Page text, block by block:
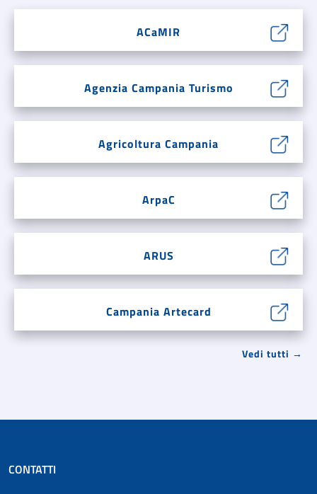
ACaMIR
Agenzia Campania Turismo
Agricoltura Campania
ArpaC
ARUS
Campania Artecard
Vedi tutti →
CONTATTI